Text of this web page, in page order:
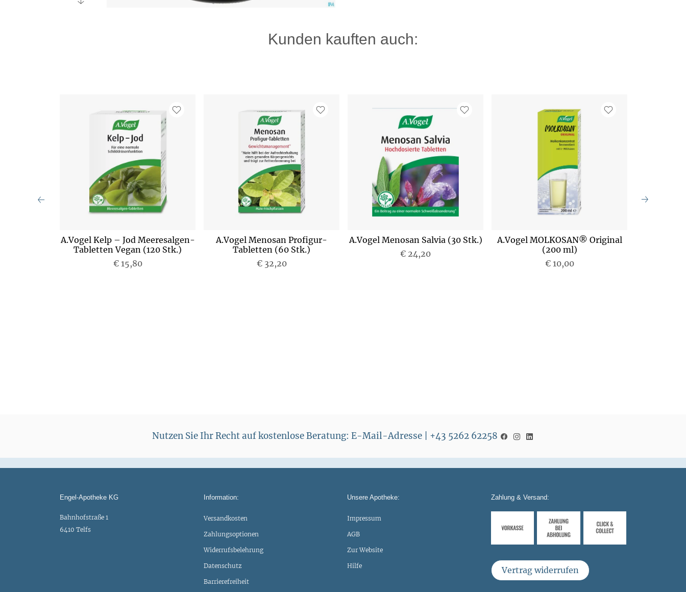
Kunden kauften auch:
A.Vogel Kelp – Jod Meeresalgen-
Tabletten Vegan (120 Stk.)
€ 15,80
A.Vogel Menosan Profigur-
Tabletten (60 Stk.)
€ 32,20
A.Vogel Menosan Salvia (30 Stk.)
€ 24,20
A.Vogel MOLKOSAN® Original
(200 ml)
€ 10,00
P
P
P
P
Nutzen Sie Ihr Recht auf kostenlose Beratung: E-Mail-Adresse | +43 5262 62258
Engel-Apotheke KG
Bahnhofstraße 1
6410 Telfs
Information:
Versandkosten
Zahlungsoptionen
Widerrufsbelehrung
Datenschutz
Barrierefreiheit
Unsere Apotheke:
Impressum
AGB
Zur Website
Hilfe
Zahlung & Versand:
Vertrag widerrufen